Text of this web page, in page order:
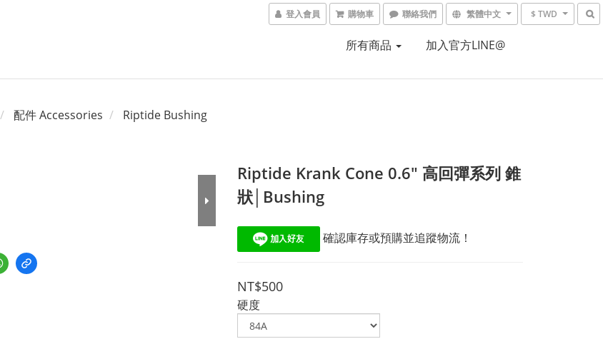
登入會員 購物車 聯絡我們 繁體中文 $ TWD
所有商品 加入官方LINE@
配件 Accessories Riptide Bushing
Riptide Krank Cone 0.6" 高回彈系列 錐
狀│Bushing
確認庫存或預購並追蹤物流！
NT$500
硬度